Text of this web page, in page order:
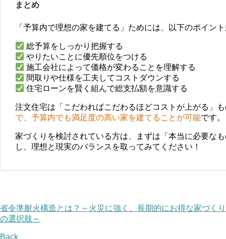
まとめ
「予算内で理想の家を建てる」ためには、以下のポイン
総予算をしっかり把握する
やりたいことに優先順位をつける
施工会社によって価格が変わることを理解する
間取りや仕様を工夫してコストダウンする
住宅ローンを賢く組んで総支払額を意識する
注文住宅は「こだわればこだわるほどコストが上がる」
で、予算内でも満足度の高い家を建てることが可能です。
家づくりを検討されている方は、まずは「本当に必要な
し、理想と現実のバランスを取ってみてください！
省令準耐火構造とは？～火災に強く、長期的にお得な家づくり
の選択肢～
Back